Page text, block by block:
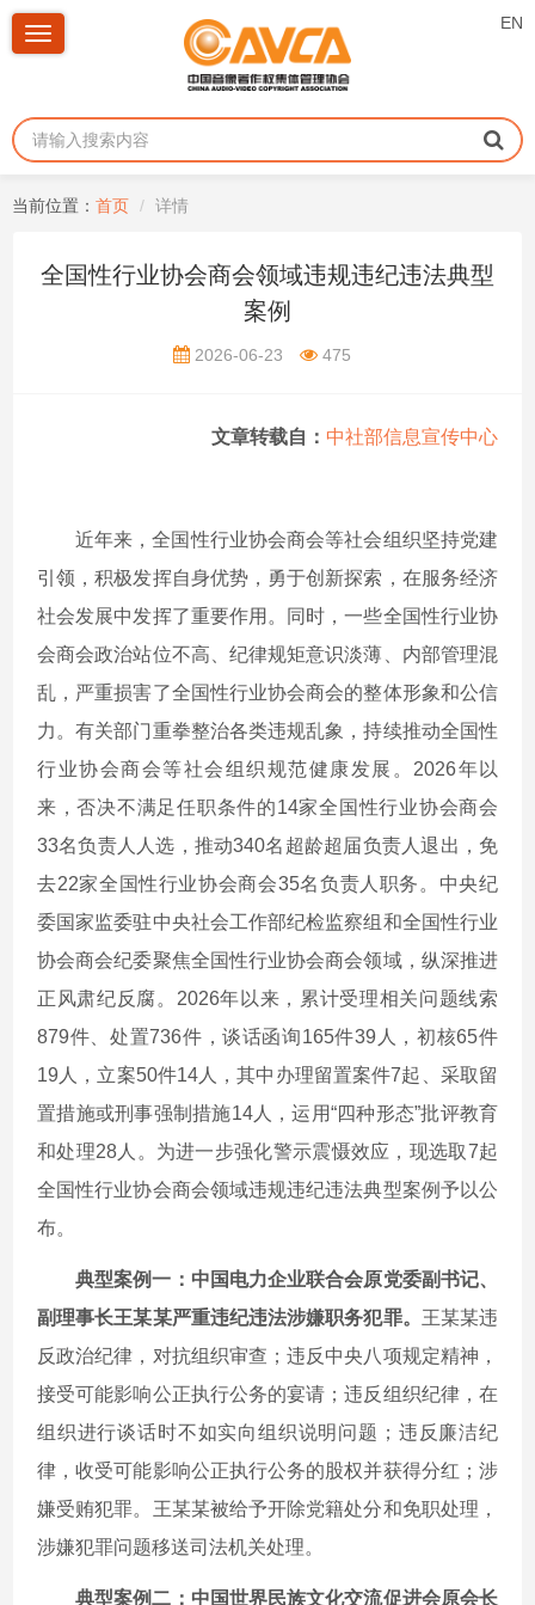
EN
Toggle
当前位置： 首页 详情
全国性行业协会商会领域违规违纪违法典型
案例
2026-06-23 475
文章转载自： 中社部信息宣传中心
近年来，全国性行业协会商会等社会组织坚持党建
引领，积极发挥自身优势，勇于创新探索，在服务经济
社会发展中发挥了重要作用。同时，一些全国性行业协
会商会政治站位不高、纪律规矩意识淡薄、内部管理混
乱，严重损害了全国性行业协会商会的整体形象和公信
力。有关部门重拳整治各类违规乱象，持续推动全国性
行业协会商会等社会组织规范健康发展。2026年以
来，否决不满足任职条件的14家全国性行业协会商会
33名负责人人选，推动340名超龄超届负责人退出，免
去22家全国性行业协会商会35名负责人职务。中央纪
委国家监委驻中央社会工作部纪检监察组和全国性行业
协会商会纪委聚焦全国性行业协会商会领域，纵深推进
正风肃纪反腐。2026年以来，累计受理相关问题线索
879件、处置736件，谈话函询165件39人，初核65件
19人，立案50件14人，其中办理留置案件7起、采取留
置措施或刑事强制措施14人，运用“四种形态”批评教育
和处理28人。为进一步强化警示震慑效应，现选取7起
全国性行业协会商会领域违规违纪违法典型案例予以公
布。
典型案例一：中国电力企业联合会原党委副书记、
副理事长王某某严重违纪违法涉嫌职务犯罪。 王某某违
反政治纪律，对抗组织审查；违反中央八项规定精神，
接受可能影响公正执行公务的宴请；违反组织纪律，在
组织进行谈话时不如实向组织说明问题；违反廉洁纪
律，收受可能影响公正执行公务的股权并获得分红；涉
嫌受贿犯罪。王某某被给予开除党籍处分和免职处理，
涉嫌犯罪问题移送司法机关处理。
典型案例二：中国世界民族文化交流促进会原会长